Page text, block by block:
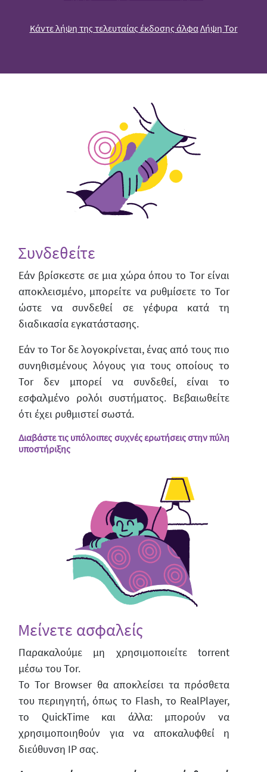
Κάντε λήψη της τελευταίας έκδοσης άλφα Λήψη Tor
Συνδεθείτε
Εάν βρίσκεστε σε μια χώρα όπου το Tor είναι
αποκλεισμένο, μπορείτε να ρυθμίσετε το Tor
ώστε να συνδεθεί σε γέφυρα κατά τη
διαδικασία εγκατάστασης.
Εάν το Tor δε λογοκρίνεται, ένας από τους πιο
συνηθισμένους λόγους για τους οποίους το
Tor δεν μπορεί να συνδεθεί, είναι το
εσφαλμένο ρολόι συστήματος. Βεβαιωθείτε
ότι έχει ρυθμιστεί σωστά.
Διαβάστε τις υπόλοιπες συχνές ερωτήσεις στην πύλη
υποστήριξης
Μείνετε ασφαλείς
Παρακαλούμε μη χρησιμοποιείτε torrent
μέσω του Tor.
Το Tor Browser θα αποκλείσει τα πρόσθετα
του περιηγητή, όπως το Flash, το RealPlayer,
το QuickTime και άλλα: μπορούν να
χρησιμοποιηθούν για να αποκαλυφθεί η
διεύθυνση IP σας.